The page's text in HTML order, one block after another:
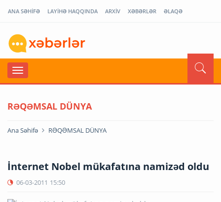
ANA SƏHİFƏ LAYİHƏ HAQQINDA ARXİV XƏBƏRLƏR ƏLAQƏ
RƏQƏMSAL DÜNYA
Ana Səhifə RƏQƏMSAL DÜNYA
İnternet Nobel mükafatına namizəd oldu
06-03-2011 15:50